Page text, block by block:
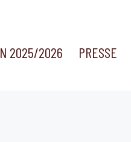
2025/2026 PRESSE